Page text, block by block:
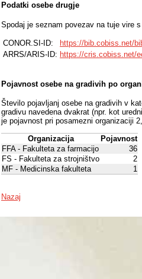
Podatki osebe drugje
Spodaj je seznam povezav na tuje vire
CONOR.SI-ID:
https://bib.cobiss.net/
ARRS/ARIS-ID: https://cris.cobiss.net/
Pojavnost osebe na gradivih po
Število pojavljanj osebe na gradivih v
gradivu navedena dvakrat (npr. kot
je pojavnost pri posamezni organizaciji
Organizacija
Pojavnost
FFA - Fakulteta za farmacijo
36
FS - Fakulteta za strojništvo
2
MF - Medicinska fakulteta
1
Nazaj